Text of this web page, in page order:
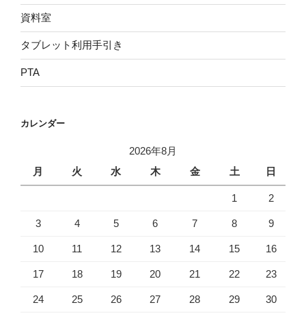
資料室
タブレット利用手引き
PTA
カレンダー
2026年8月
月
火 水 木 金 土 日
1 2
3 4 5 6 7 8 9
10 11 12 13 14 15 16
17 18 19 20 21 22 23
24 25 26 27 28 29 30